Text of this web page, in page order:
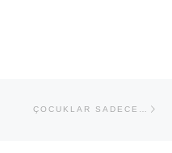
BACK TO POST LIST